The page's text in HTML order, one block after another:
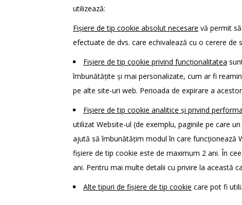
utilizează:
Fișiere de tip cookie absolut necesare vă permit
efectuate de dvs. care echivalează cu o cerere de
Fișiere de tip cookie privind funcționalitatea
îmbunătățite și mai personalizate, cum ar fi
pe alte site-uri web. Perioada de expirare a
Fișiere de tip cookie analitice și privind
utilizat Website-ul (de exemplu, paginile pe care
ajută să îmbunătățim modul în care funcționează
fișiere de tip cookie este de maximum 2 ani. În
ani. Pentru mai multe detalii cu privire la această
Alte tipuri de fișiere de tip cookie care pot fi